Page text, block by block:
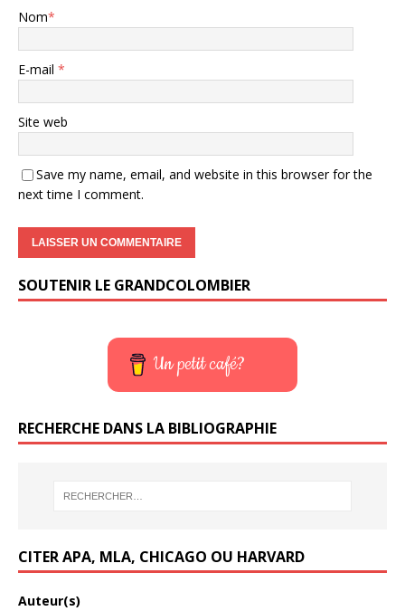
Nom*
E-mail *
Site web
Save my name, email, and website in this browser for the
next time I comment.
SOUTENIR LE GRANDCOLOMBIER
Un petit café?
RECHERCHE DANS LA BIBLIOGRAPHIE
CITER APA, MLA, CHICAGO OU HARVARD
Auteur(s)